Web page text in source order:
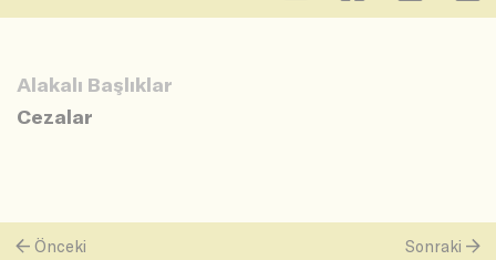
Alakalı Başlıklar
Cezalar
Önceki Sonraki